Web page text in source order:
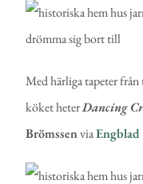
Med härliga tapeter från
köket heterDancing
Brömssenvia